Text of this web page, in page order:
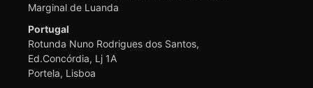
Marginal de Luanda
Portugal
Rotunda Nuno Rodrigues dos Santos,
Ed.Concórdia, Lj 1A
Portela, Lisboa